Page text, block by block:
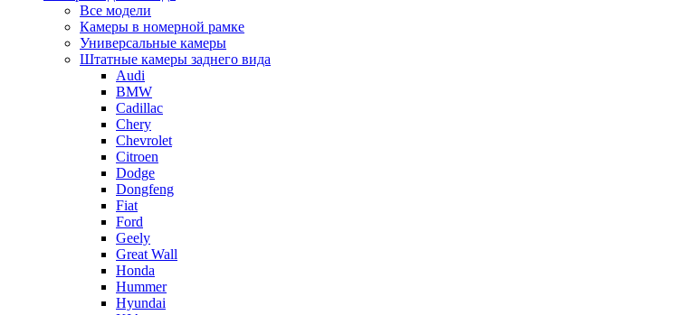
Все модели
Камеры в номерной рамке
Универсальные камеры
Штатные камеры заднего вида
Audi
BMW
Cadillac
Chery
Chevrolet
Citroen
Dodge
Dongfeng
Fiat
Ford
Geely
Great Wall
Honda
Hummer
Hyundai